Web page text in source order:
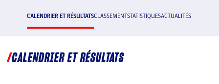
CALENDRIER ET RÉSULTATSCLASSEMENTSTATISTIQUESACTUALITÉS
CALENDRIER ET RÉSULTATS